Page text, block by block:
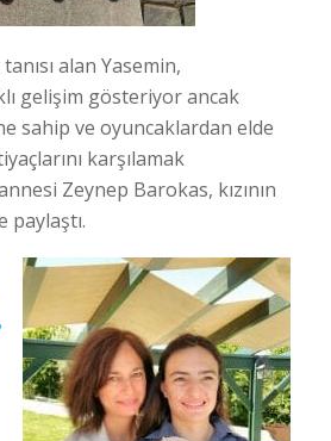
alan Yasemin,
gelişim gösteriyor ancak
sahip ve oyuncaklardan elde
karşılamak
Zeynep Barokas, kızının
paylaştı.